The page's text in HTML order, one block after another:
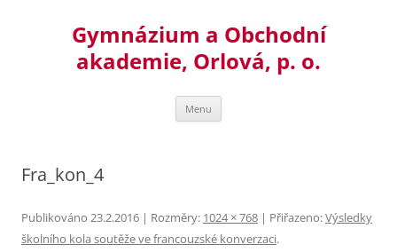
Gymnázium a Obchodní
akademie, Orlová, p. o.
Menu
Fra_kon_4
Publikováno 23.2.2016 | Rozměry: 1024 × 768 | Přiřazeno:Výsledky
školního kola soutěže ve francouzské konverzaci.